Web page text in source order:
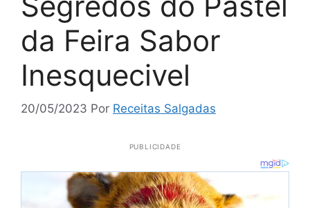
da Feira Sabor
Inesquecivel
20/05/2023 Por Receitas Salgadas
PUBLICIDADE